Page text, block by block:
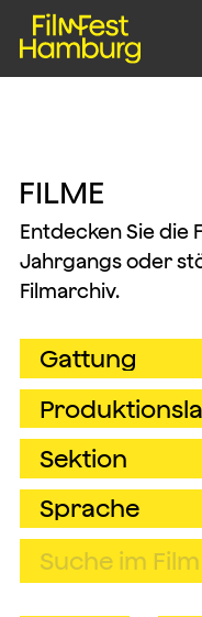
FILME
Entdecken Sie die
Jahrgangs oder
Filmarchiv.